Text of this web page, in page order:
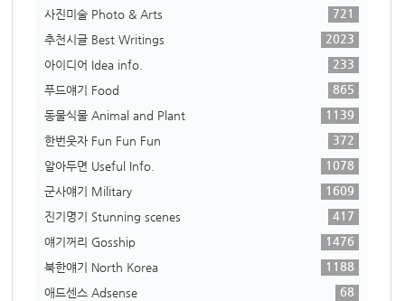
사진미술 Photo & Arts
721
추천시글 Best Writings
2023
아이디어 Idea info.
233
푸드얘기 Food
865
동물식물 Animal and Plant
1139
한번웃자 Fun Fun Fun
372
알아두면 Useful Info.
1078
군사얘기 Military
1609
진기명기 Stunning scenes
417
얘기꺼리 Gosship
1476
북한얘기 North Korea
1188
애드센스 Adsense
68